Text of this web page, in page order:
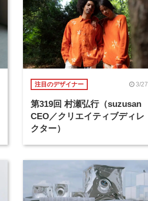
注目のデザイナー 3/27
第319回 村瀬弘行（suzusan
CEO／クリエイティブディレ
クター）